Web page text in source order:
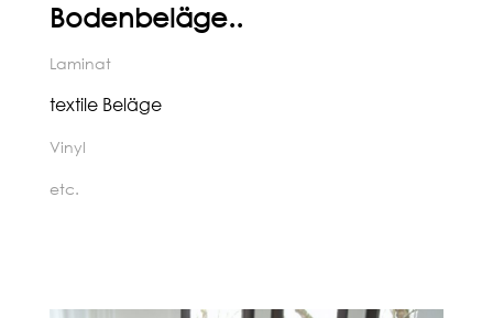
Bodenbeläge..
Laminat
textile Beläge
Vinyl
etc.